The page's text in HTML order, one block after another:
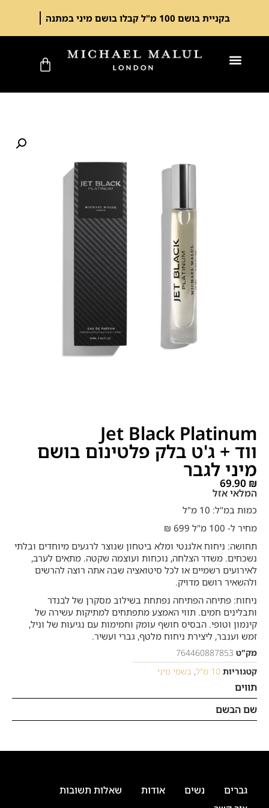
בקניית בושם 100 מ"ל קבלו בושם מיני במתנה
Jet Black Platinum
ווד + ג'ט בלק פלטינום בושם
מיני לגבר
69.90 ₪
המלאי אזל
כמות במ"ל: 10 מ"ל
מחיר ל- 100 מ"ל 699 ₪
תחושה: ניחוח אלגנטי ומלא ביטחון שנוצר לרגעים מיוחדים ובלתי
נשכחים. משדר הצלחה, נוכחות ועוצמה שקטה. מתאים לערב,
לאירועים רשמיים או לכל סיטואציה שבה אתה רוצה להרשים
ולהשאיר רושם מדויק.
ניחוח: פתיחה הפתיחה נפתחת בשילוב מסקרן של לבנדר
ותבלינים חמים. תווי האמצע מתפתחים למתיקות עשירה של
קינמון וטופי. הבסיס חושף עומק וחמימות עם נגיעות של וניל,
זמש וענבר, ליצירת ניחוח מלטף, גברי ועשיר.
מק"ט 764460887853
קטגוריות 10 מ"ל , בשמי מיני
תווים
שם הבשם
גברים נשים אודות
שאלות תשובות